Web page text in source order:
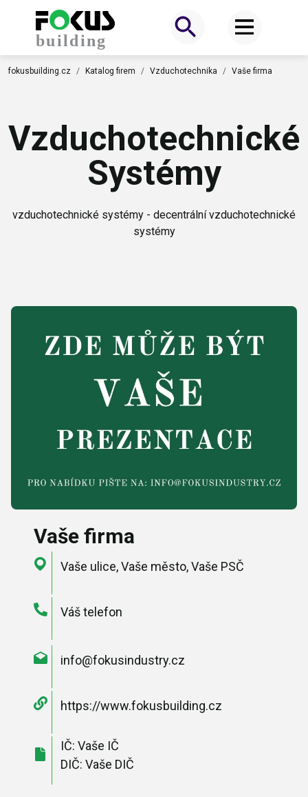
fokusbuilding.cz Katalog firem Vzduchotechnika Vaše firma
Vzduchotechnické
Systémy
vzduchotechnické systémy - decentrální vzduchotechnické
systémy
Vaše firma
Vaše ulice, Vaše město, Vaše PSČ
Váš telefon
info@fokusindustry.cz
https://www.fokusbuilding.cz
IČ: Vaše IČ
DIČ: Vaše DIČ